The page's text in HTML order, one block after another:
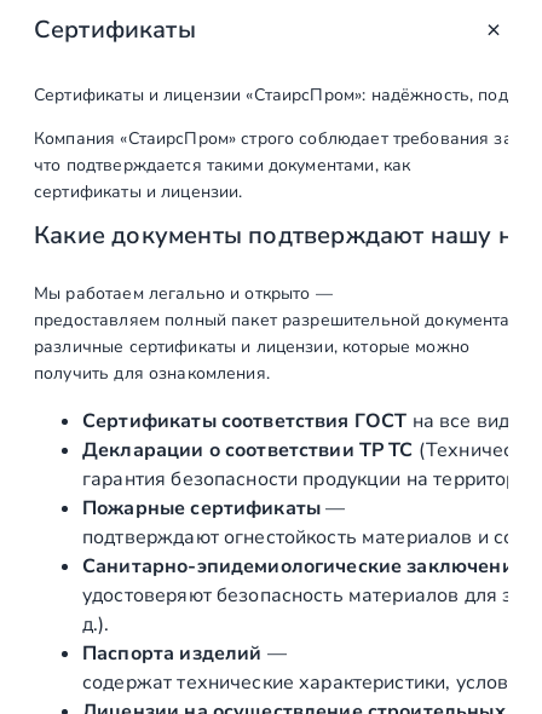
Наименование
Кол-во
Первый этап
Выезд на объект,
коммерческого
предложения, с
предоставлением
визуализации
Составление
договора и
подписание
шт 1
Подготовка и
подписание
Геометрического
Проекта, с
расчетом общих
нагрузок
шт 1
Сертификаты
Сертификаты и лицензии «СтаирсПром»: надёжность,
Компания «СтаирсПром» строго соблюдает требования
что подтверждается такими документами, как
сертификаты и лицензии.
Какие документы подтверждают нашу
Мы работаем легально и открыто —
предоставляем полный пакет разрешительной
различные сертификаты и лицензии, которые можно
получить для ознакомления.
Сертификаты соответствия ГОСТ на все виды
Декларации о соответствии ТР ТС
гарантия безопасности продукции на
Пожарные сертификаты—
подтверждают огнестойкость материалов и
Санитарно‑эпидемиологические заключения
удостоверяют безопасность материалов для
д.).
Паспорта изделий —
содержат технические характеристики,